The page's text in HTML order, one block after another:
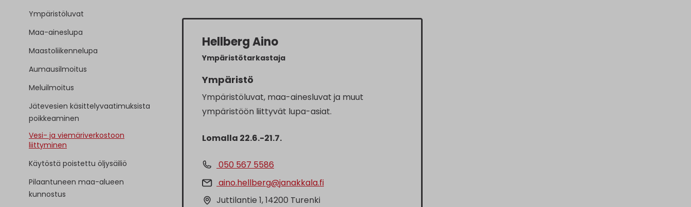
Ympäristöluvat
Maa-aineslupa
Maastoliikennelupa
Aumausilmoitus
Meluilmoitus
Jätevesien käsittelyvaatimuksista
poikkeaminen
Vesi- ja viemäriverkostoon
liittyminen
Käytöstä poistettu öljysäiliö
Pilaantuneen maa-alueen
kunnostus
Hellberg Aino
Ympäristötarkastaja
Ympäristö
Ympäristöluvat, maa-ainesluvat ja muut
ympäristöön liittyvät lupa-asiat.
Lomalla 22.6.-21.7.
050 567 5586
aino.hellberg@janakkala.fi
Juttilantie 1, 14200 Turenki